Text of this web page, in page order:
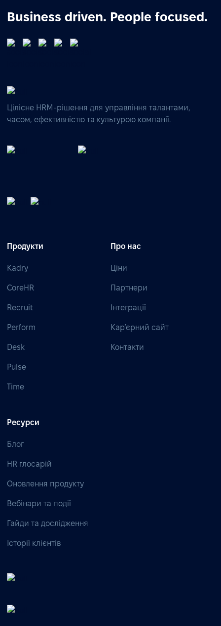
Business driven. People focused.
Цілісне HRM-рішення для управління талантами,
часом, ефективністю та культурою компанії.
Продукти
Kadry
CoreHR
Recruit
Perform
Desk
Pulse
Time
Про нас
Ціни
Партнери
Інтеграції
Кар’єрний сайт
Контакти
Ресурси
Блог
HR глосарій
Оновлення продукту
Вебінари та події
Гайди та дослідження
Історії клієнтів